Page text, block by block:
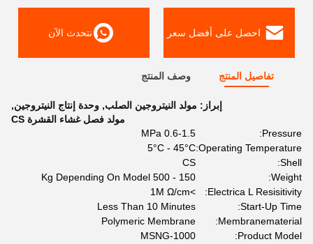
احصل على أفضل سعر نتحدث الآن
تفاصيل المنتج وصف المنتج
إبراز: مولد النيتروجين الصلب, وحدة إنتاج النيتروجين,
مولد فصل غشاء القشرة CS
Pressure:
0.6-1.5 MPa
Operating Temperature:
5°C - 45°C
Shell:
CS
Weight:
150 - 500 Kg Depending On Model
Electrica L Resisitivity:
>1M Ω/cm
Start-Up Time:
Less Than 10 Minutes
Membranematerial:
Polymeric Membrane
Product Model:
MSNG-1000